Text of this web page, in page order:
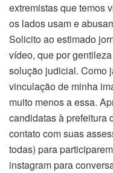
extremistas que temos
os lados usam e
Solicito ao estimado
vídeo, que por
solução judicial. Como
vinculação de minha
muito menos a essa.
candidatas à prefeitura
contato com suas
todas) para
instagram para